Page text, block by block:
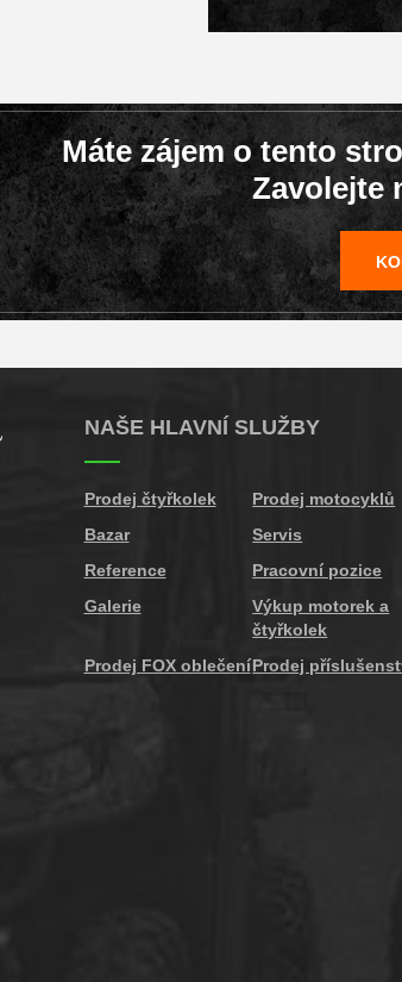
Máte zájem o tento
Zavolejte
NAŠE HLAVNÍ SLUŽBY
Prodej čtyřkolek
Prodej motocyklů
Bazar
Servis
Reference
Pracovní pozice
Galerie
Výkup motorek a
čtyřkolek
Prodej FOX oblečeníProdej